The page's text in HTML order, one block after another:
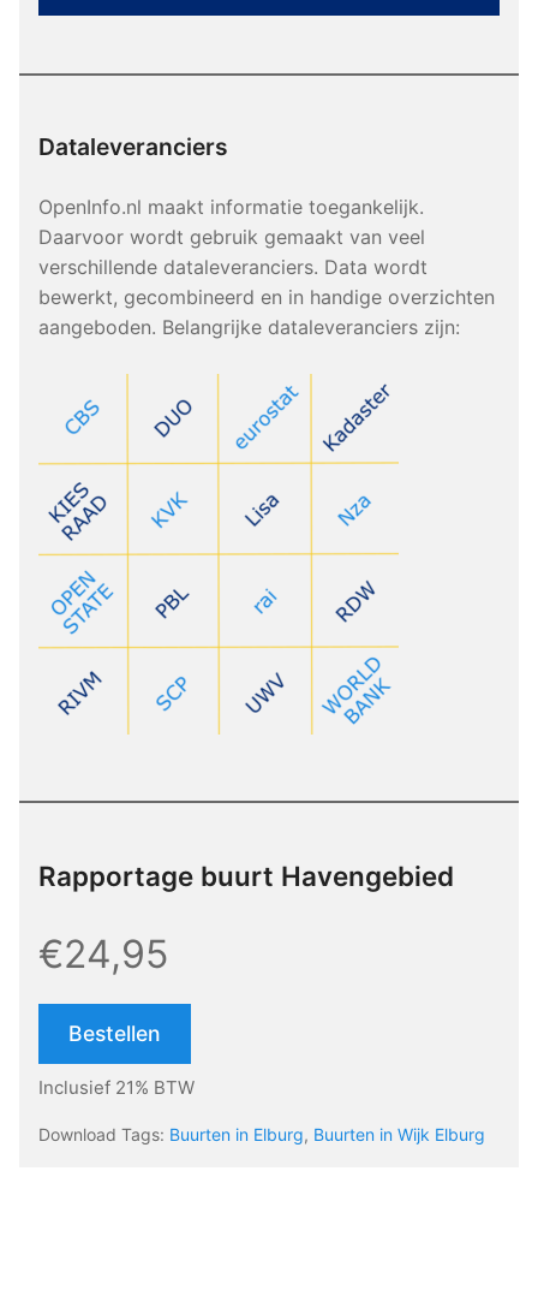
Dataleveranciers
OpenInfo.nl maakt informatie toegankelijk.
Daarvoor wordt gebruik gemaakt van veel
verschillende dataleveranciers. Data wordt
bewerkt, gecombineerd en in handige overzichten
aangeboden. Belangrijke dataleveranciers zijn:
Rapportage buurt Havengebied
€24,95
Bestellen
Inclusief 21% BTW
Download Tags: Buurten in Elburg, Buurten in Wijk Elburg